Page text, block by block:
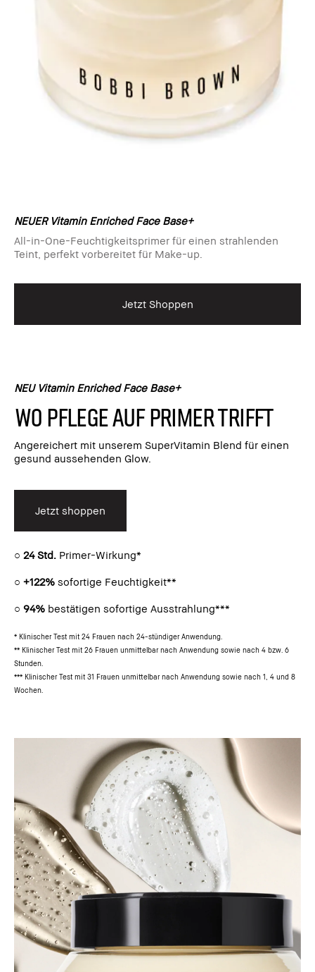
NEUER Vitamin Enriched Face Base+
All-in-One-Feuchtigkeitsprimer für einen strahlenden
Teint, perfekt vorbereitet für Make-up.
Jetzt Shoppen
NEU Vitamin Enriched Face Base+
Wo Pflege auf Primer trifft
Angereichert mit unserem SuperVitamin Blend für einen
gesund aussehenden Glow.
Jetzt shoppen
○ 24 Std. Primer-Wirkung*
○ +122% sofortige Feuchtigkeit**
○ 94% bestätigen sofortige Ausstrahlung***
* Klinischer Test mit 24 Frauen nach 24-stündiger Anwendung.
** Klinischer Test mit 26 Frauen unmittelbar nach Anwendung sowie nach 4 bzw. 6
Stunden.
*** Klinischer Test mit 31 Frauen unmittelbar nach Anwendung sowie nach 1, 4 und 8
Wochen.